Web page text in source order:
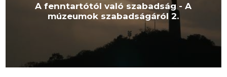
A fenntartótól való szabadság - A
múzeumok szabadságáról 2.